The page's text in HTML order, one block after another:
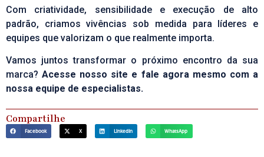
Com criatividade, sensibilidade e execução de alto
padrão, criamos vivências sob medida para líderes e
equipes que valorizam o que realmente importa.
Vamos juntos transformar o próximo encontro da sua
marca?Acesse nosso site e fale agora mesmo com a
nossa equipe de especialistas.
Compartilhe
Facebook X LinkedIn WhatsApp